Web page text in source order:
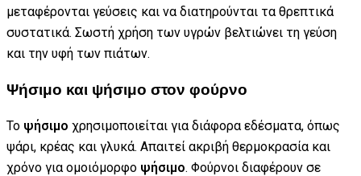
μεταφέρονται γεύσεις και να διατηρούνται τα θρεπτικά
συστατικά. Σωστή χρήση των υγρών βελτιώνει τη γεύση
και την υφή των πιάτων.
Ψήσιμο και ψήσιμο στον φούρνο
Το ψήσιμο χρησιμοποιείται για διάφορα εδέσματα, όπως
ψάρι, κρέας και γλυκά. Απαιτεί ακριβή θερμοκρασία και
χρόνο για ομοιόμορφο ψήσιμο. Φούρνοι διαφέρουν σε